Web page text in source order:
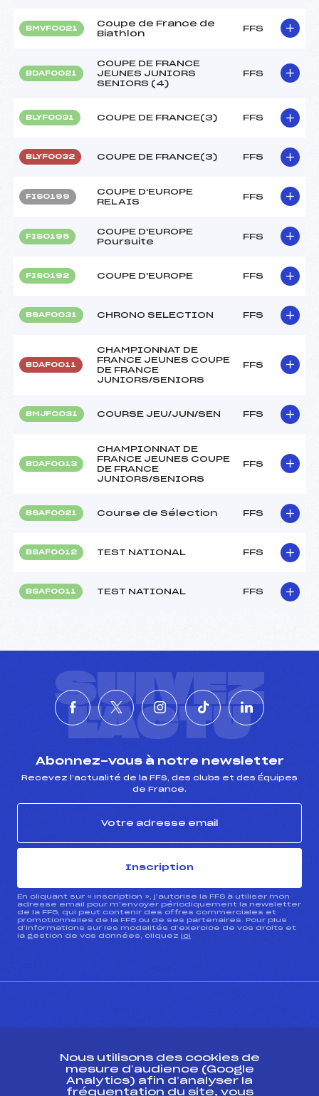
BMVF0021
Coupe de France de
Biathlon
FFS
BDAF0021
COUPE DE FRANCE
JEUNES JUNIORS
SENIORS (4)
FFS
BLYF0031 COUPE DE FRANCE(3) FFS
BLYF0032 COUPE DE FRANCE(3) FFS
FIS0199
COUPE D'EUROPE
RELAIS
FFS
FIS0195
COUPE D'EUROPE
Poursuite
FFS
FIS0192 COUPE D'EUROPE FFS
BSAF0031 CHRONO SELECTION FFS
BDAF0011
CHAMPIONNAT DE
FRANCE JEUNES COUPE
DE FRANCE
JUNIORS/SENIORS
FFS
BMJF0031 COURSE JEU/JUN/SEN FFS
BDAF0013
CHAMPIONNAT DE
FRANCE JEUNES COUPE
DE FRANCE
JUNIORS/SENIORS
FFS
BSAF0021 Course de Sélection FFS
BSAF0012 TEST NATIONAL FFS
BSAF0011 TEST NATIONAL FFS
SUIVEZ
L'ACTU
Abonnez-vous à notre newsletter
Recevez l’actualité de la FFS, des clubs et des Équipes
de France.
Inscription
En cliquant sur « inscription », j’autorise la FFS à utiliser mon
adresse email pour m’envoyer périodiquement la newsletter
de la FFS, qui peut contenir des offres commerciales et
promotionnelles de la FFS ou de ses partenaires. Pour plus
d’informations sur les modalités d’exercice de vos droits et
la gestion de vos données, cliquez ici
ESPACE PRESSE
Nous utilisons des cookies de
mesure d’audience (Google
Analytics) afin d’analyser la
fréquentation du site, vous